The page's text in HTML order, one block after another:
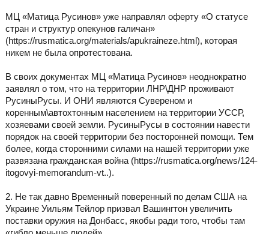
МЦ «Матица Русинов» уже направлял оферту «О статусе
стран и структур опекунов галичан»
(https://rusmatica.org/materials/apukraineze.html), которая
никем не была опротестована.
В своих документах МЦ «Матица Русинов» неоднократно
заявлял о том, что на территории ЛНР\ДНР проживают
РусиныРусы. И ОНИ являются Сувереном и
коренным\автохтонным населением на территории УССР,
хозяевами своей земли. РусиныРусы в состоянии навести
порядок на своей территории без посторонней помощи. Тем
более, когда сторонними силами на нашей территории уже
развязана гражданская война (https://rusmatica.org/news/124-
itogovyi-memorandum-vt..).
2. Не так давно Временный поверенный по делам США на
Украине Уильям Тейлор призвал Вашингтон увеличить
поставки оружия на Донбасс, якобы ради того, чтобы там